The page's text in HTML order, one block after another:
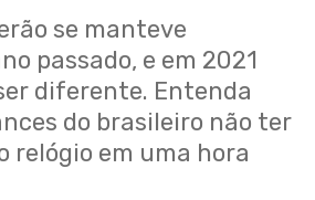
se manteve
passado, e em 2021
diferente. Entenda
do brasileiro não ter
relógio em uma hora